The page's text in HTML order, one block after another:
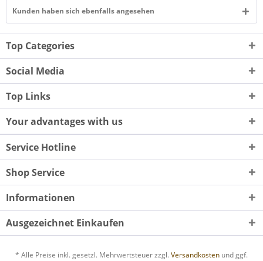
Kunden haben sich ebenfalls angesehen
Top Categories
Social Media
Top Links
Your advantages with us
Service Hotline
Shop Service
Informationen
Ausgezeichnet Einkaufen
* Alle Preise inkl. gesetzl. Mehrwertsteuer zzgl. Versandkosten und ggf.